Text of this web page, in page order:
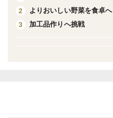
2
よりおいしい野菜を食卓へ
3
加工品作りへ挑戦